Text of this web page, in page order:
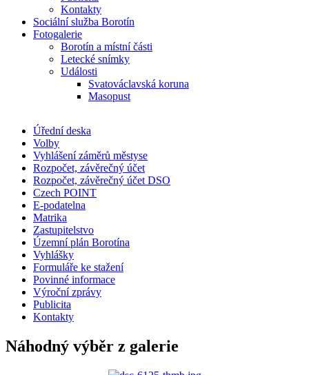
Kontakty
Sociální služba Borotín
Fotogalerie
Borotín a místní části
Letecké snímky
Události
Svatováclavská koruna
Masopust
Úřední deska
Volby
Vyhlášení záměrů městyse
Rozpočet, závěrečný účet
Rozpočet, závěrečný účet DSO
Czech POINT
E-podatelna
Matrika
Zastupitelstvo
Územní plán Borotína
Vyhlášky
Formuláře ke stažení
Povinné informace
Výroční zprávy
Publicita
Kontakty
Náhodný výběr z galerie